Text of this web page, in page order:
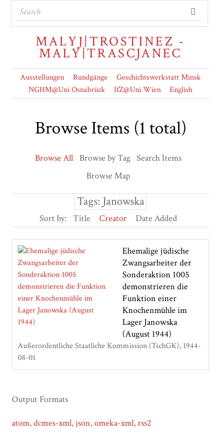
MALYJ|TROSTINEZ -
MALY|TRASCJANEC
Ausstellungen Rundgänge
Geschichtswerkstatt Minsk
NGHM@Uni Osnabrück
IfZ@Uni Wien English
Browse Items (1 total)
Browse All Browse by Tag Search Items
Browse Map
Tags: Janowska
Sort by: Title Creator Date Added
Ehemalige jüdische
Zwangsarbeiter der
Sonderaktion 1005
demonstrieren die
Funktion einer
Knochenmühle im
Lager Janowska
(August 1944)
Außerordentliche Staatliche Kommission (TschGK) 1944-
08-01
Output Formats
atom,dcmes-xml, json,omeka-xml,rss2